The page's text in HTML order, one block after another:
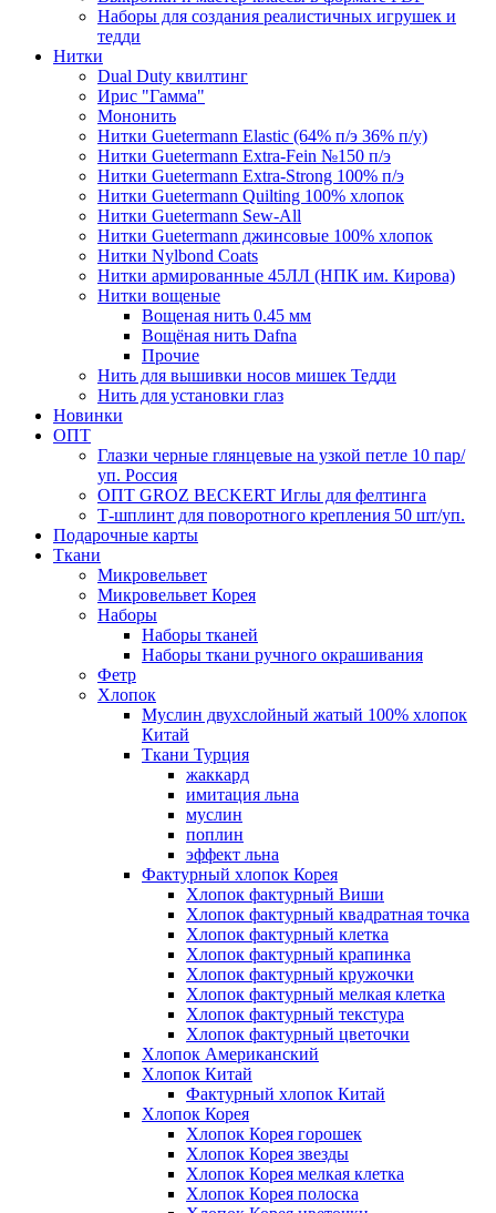
Наборы для создания реалистичных игрушек и
тедди
Нитки
Dual Duty квилтинг
Ирис "Гамма"
Мононить
Нитки Guetermann Elastic (64% п/э 36% п/у)
Нитки Guetermann Extra-Fein №150 п/э
Нитки Guetermann Extra-Strong 100% п/э
Нитки Guetermann Quilting 100% хлопок
Нитки Guetermann Sew-All
Нитки Guetermann джинсовые 100% хлопок
Нитки Nylbond Coats
Нитки армированные 45ЛЛ (НПК им. Кирова)
Нитки вощеные
Вощеная нить 0.45 мм
Вощёная нить Dafna
Прочие
Нить для вышивки носов мишек Тедди
Нить для установки глаз
Новинки
ОПТ
Глазки черные глянцевые на узкой петле 10 пар/
уп. Россия
ОПТ GROZ BECKERT Иглы для фелтинга
Т-шплинт для поворотного крепления 50 шт/уп.
Подарочные карты
Ткани
Микровельвет
Микровельвет Корея
Наборы
Наборы тканей
Наборы ткани ручного окрашивания
Фетр
Хлопок
Муслин двухслойный жатый 100% хлопок
Китай
Ткани Турция
жаккард
имитация льна
муслин
поплин
эффект льна
Фактурный хлопок Корея
Хлопок фактурный Виши
Хлопок фактурный квадратная точка
Хлопок фактурный клетка
Хлопок фактурный крапинка
Хлопок фактурный кружочки
Хлопок фактурный мелкая клетка
Хлопок фактурный текстура
Хлопок фактурный цветочки
Хлопок Американский
Хлопок Китай
Фактурный хлопок Китай
Хлопок Корея
Хлопок Корея горошек
Хлопок Корея звезды
Хлопок Корея мелкая клетка
Хлопок Корея полоска